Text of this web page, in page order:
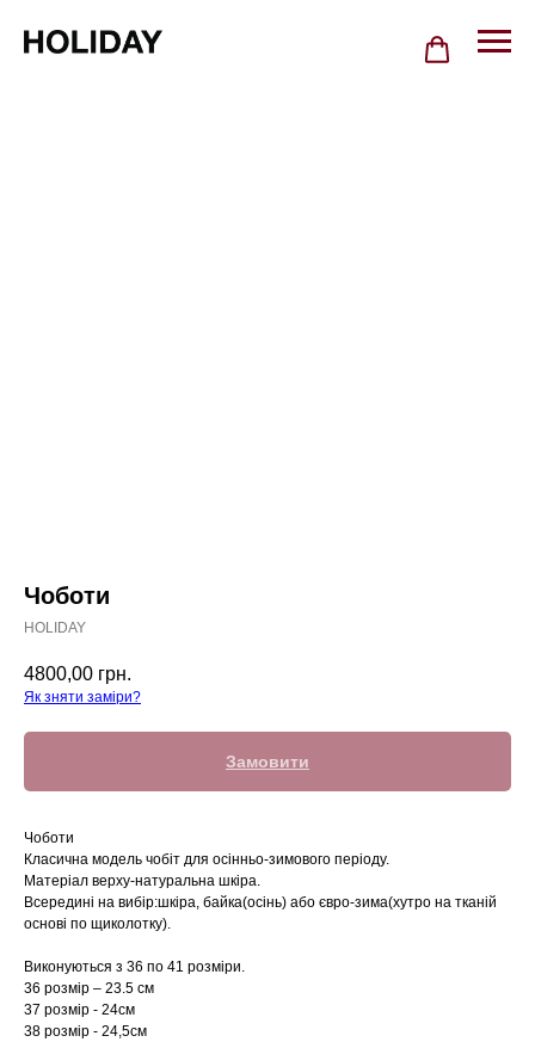
Чоботи
HOLIDAY
4800,00 грн.
Як зняти заміри?
Замовити
Чоботи
Класична модель чобіт для осінньо-зимового періоду.
Матеріал верху-натуральна шкіра.
Всередині на вибір:шкіра, байка(осінь) або євро-зима(хутро на тканій
основі по щиколотку).
Виконуються з 36 по 41 розміри.
36 розмір – 23.5 см
37 розмір - 24см
38 розмір - 24,5см